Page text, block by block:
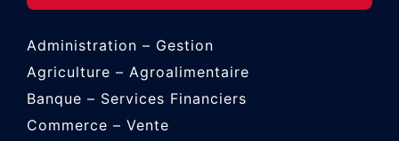
Administration – Gestion
Agriculture – Agroalimentaire
Banque – Services Financiers
Commerce – Vente